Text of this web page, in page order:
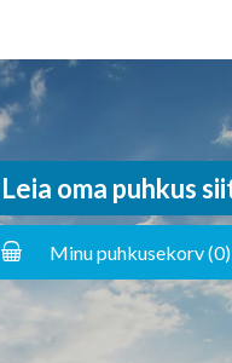
Minu puhkusekorv (0)